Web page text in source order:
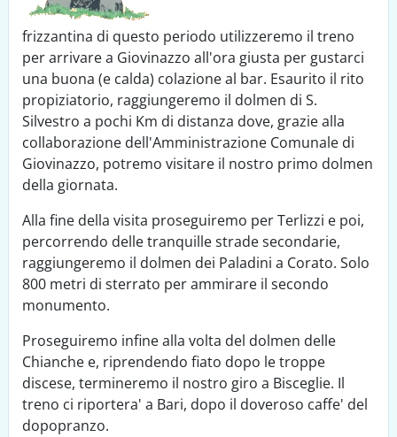
frizzantina di questo periodo utilizzeremo il treno
per arrivare a Giovinazzo all'ora giusta per gustarci
una buona (e calda) colazione al bar. Esaurito il rito
propiziatorio, raggiungeremo il dolmen di S.
Silvestro a pochi Km di distanza dove, grazie alla
collaborazione dell'Amministrazione Comunale di
Giovinazzo, potremo visitare il nostro primo dolmen
della giornata.
Alla fine della visita proseguiremo per Terlizzi e poi,
percorrendo delle tranquille strade secondarie,
raggiungeremo il dolmen dei Paladini a Corato. Solo
800 metri di sterrato per ammirare il secondo
monumento.
Proseguiremo infine alla volta del dolmen delle
Chianche e, riprendendo fiato dopo le troppe
discese, termineremo il nostro giro a Bisceglie. Il
treno ci riportera' a Bari, dopo il doveroso caffe' del
dopopranzo.